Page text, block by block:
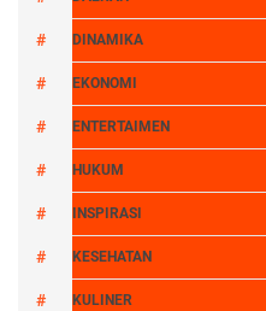
DINAMIKA
EKONOMI
ENTERTAIMEN
HUKUM
INSPIRASI
KESEHATAN
KULINER